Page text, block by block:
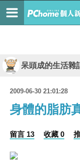
呆頭成的生活雜
2009-06-30 21:01:28
身體的脂肪
留言 13 收藏 0